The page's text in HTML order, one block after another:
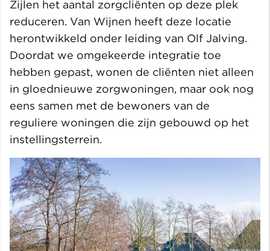
Zijlen het aantal zorgcliënten op deze plek
reduceren. Van Wijnen heeft deze locatie
herontwikkeld onder leiding van Olf Jalving.
Doordat we omgekeerde integratie toe
hebben gepast, wonen de cliënten niet alleen
in gloednieuwe zorgwoningen, maar ook nog
eens samen met de bewoners van de
reguliere woningen die zijn gebouwd op het
instellingsterrein.